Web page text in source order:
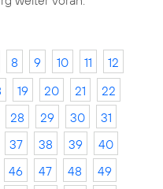
8 9 10 11
12
19 20 21
22
28 29 30
31
37 38 39
40
46 47 48
49